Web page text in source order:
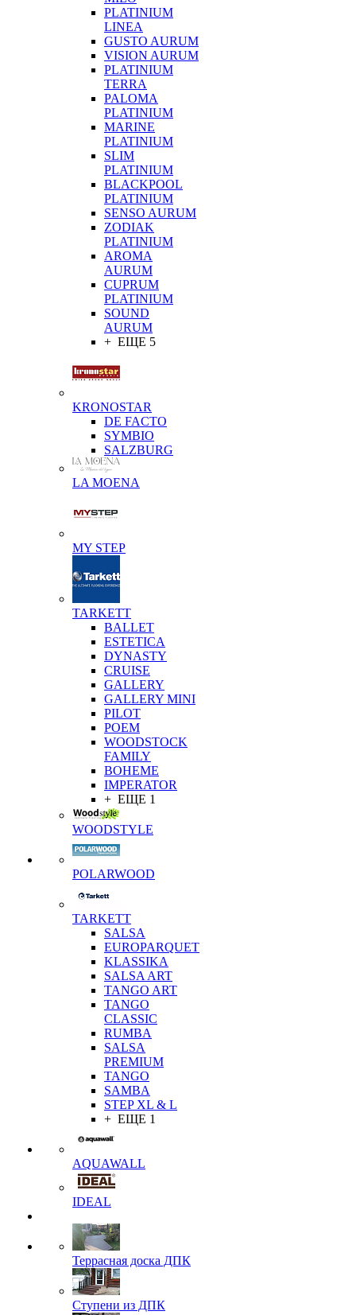
PLATINIUM
LINEA
GUSTO AURUM
VISION AURUM
PLATINIUM
TERRA
PALOMA
PLATINIUM
MARINE
PLATINIUM
SLIM
PLATINIUM
BLACKPOOL
PLATINIUM
SENSO AURUM
ZODIAK
PLATINIUM
AROMA
AURUM
CUPRUM
PLATINIUM
SOUND
AURUM
+ ЕЩЕ 5
KRONOSTAR
DE FACTO
SYMBIO
SALZBURG
LA MOENA
MY STEP
TARKETT
BALLET
ESTETICA
DYNASTY
CRUISE
GALLERY
GALLERY MINI
PILOT
POEM
WOODSTOCK
FAMILY
BOHEME
IMPERATOR
+ ЕЩЕ 1
WOODSTYLE
POLARWOOD
TARKETT
SALSA
EUROPARQUET
KLASSIKA
SALSA ART
TANGO ART
TANGO
CLASSIC
RUMBA
SALSA
PREMIUM
TANGO
SAMBA
STEP XL & L
+ ЕЩЕ 1
AQUAWALL
IDEAL
Террасная доска ДПК
Ступени из ДПК